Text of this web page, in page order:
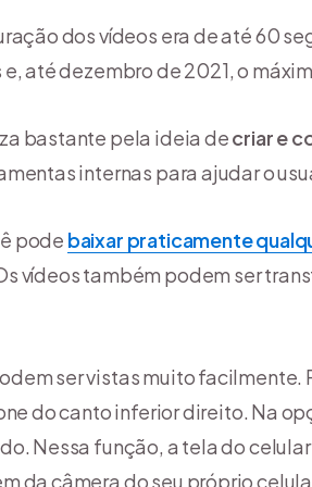
dos vídeos era de até 60
até dezembro de 2021, o
bastante pela ideia decriar e
internas para ajudar o
pode baixar praticamente
vídeos também podem ser
ser vistas muito
do canto inferior direito. Na
Nessa função, a tela do
da câmera do seu próprio